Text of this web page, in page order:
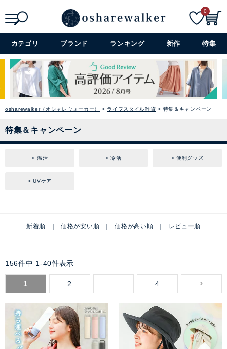
詳細検索+
0
カテゴリ ブランド ランキング 新作 特集
osharewalker（オシャレウォーカー） ライフスタイル雑貨 特集＆キャンペーン
特集＆キャンペーン
温活 冷活 便利グッズ
UVケア
新着順 価格が安い順 価格が高い順 レビュー順
156件中 1 -40件表示
1 2 4